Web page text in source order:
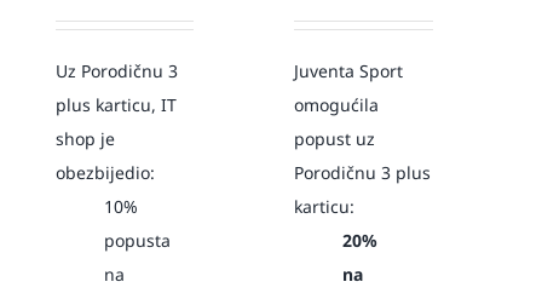
Uz Porodičnu 3
plus karticu, IT
shop je
obezbijedio:
10%
popusta
na
Juventa Sport
omogućila
popust uz
Porodičnu 3 plus
karticu:
20%
na